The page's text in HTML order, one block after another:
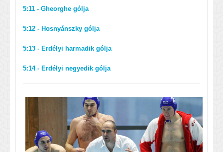
5:11 - Gheorghe gólja
5:12 - Hosnyánszky gólja
5:13 - Erdélyi harmadik gólja
5:14 - Erdélyi negyedik gólja